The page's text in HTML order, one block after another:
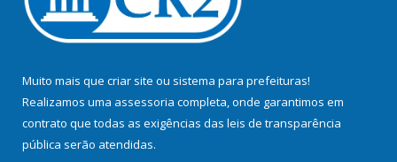
Muito mais que criar site ou sistema para prefeituras!
Realizamos uma assessoria completa, onde garantimos em
contrato que todas as exigências das leis de transparência
pública serão atendidas.